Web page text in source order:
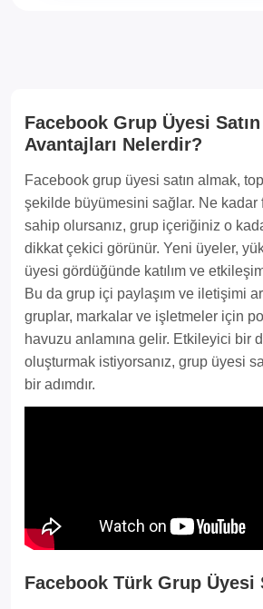
Facebook Grup Üyesi Satın
Avantajları Nelerdir?
Facebook grup üyesi satın almak,
şekilde büyümesini sağlar. Ne kadar
sahip olursanız, grup içeriğiniz o
dikkat çekici görünür. Yeni üyeler,
üyesi gördüğünde katılım ve
Bu da grup içi paylaşım ve iletişimi
gruplar, markalar ve işletmeler için
havuzu anlamına gelir. Etkileyici bir
oluşturmak istiyorsanız, grup üyesi
bir adımdır.
Facebook Türk Grup Üyesi